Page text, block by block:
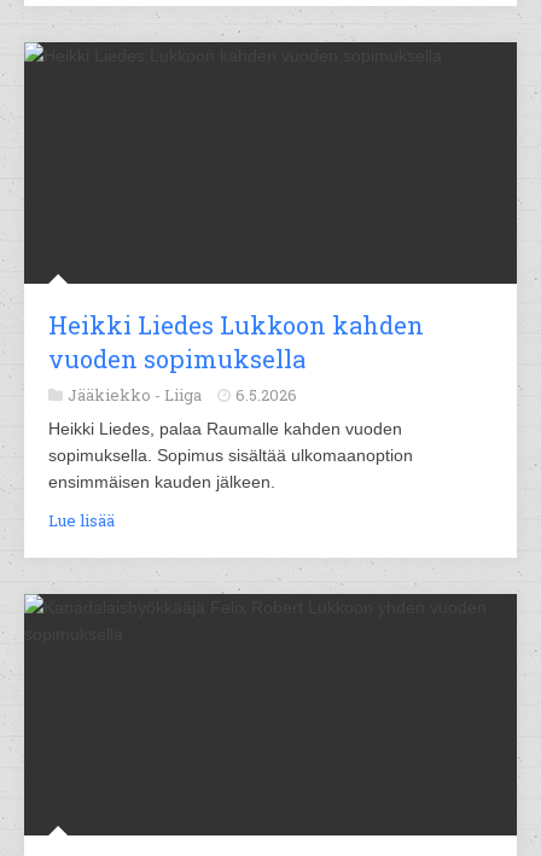
Heikki Liedes Lukkoon kahden
vuoden sopimuksella
Jääkiekko - Liiga 6.5.2026
Heikki Liedes, palaa Raumalle kahden vuoden
sopimuksella. Sopimus sisältää ulkomaanoption
ensimmäisen kauden jälkeen.
Lue lisää